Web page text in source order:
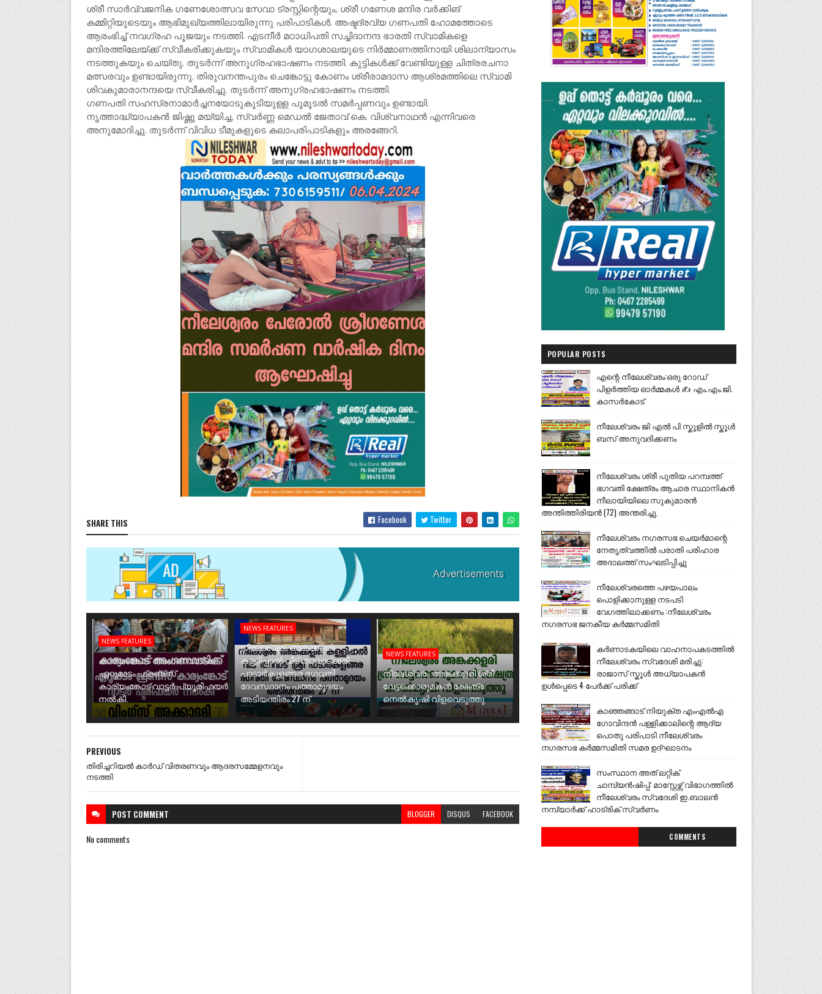
ശ്രീ സാർവ്വജനിക ഗണേശോത്സവ സേവാ ട്രസ്റ്റിന്റെയും, ശ്രീ ഗണേശ മന്ദിര വർക്കിങ്
കമ്മിറ്റിയുടെയും ആഭിമുഖ്യത്തിലായിരുന്നു പരിപാടികൾ. അഷ്ടദ്രവ്യ ഗണപതി ഹോമത്തോടെ
ആരംഭിച്ച് നവഗ്രഹ പൂജയും നടത്തി. എടനീർ മഠാധിപതി സച്ചിദാനന്ദ ഭാരതി സ്വാമികളെ
മന്ദിരത്തിലേയ്ക്ക് സ്വീകരിക്കുകയും സ്വാമികൾ യാഗശാലയുടെ നിർമ്മാണത്തിനായി ശിലാന്യാസം
നടത്തുകയും ചെയ്തു. തുടർന്ന് അനുഗ്രഹഭാഷണം നടത്തി. കുട്ടികൾക്ക് വേണ്ടിയുള്ള ചിത്രരചനാ
മത്സരവും ഉണ്ടായിരുന്നു. തിരുവനന്തപുരം ചെങ്കോട്ടു കോണം ശ്രീരാമദാസ ആശ്രമത്തിലെ സ്വാമി
ശിവകുമാരാനന്ദയെ സ്വീകരിച്ചു. തുടർന്ന് അനുഗ്രഹഭാഷണം നടത്തി.
ഗണപതി സഹസ്രനാമാർച്ചനയോടുകൂടിയുള്ള പൂമൂടൽ സമർപ്പണവും ഉണ്ടായി.
നൃത്താദ്ധ്യാപകൻ ജിഷ്ണു മയ്യിച്ച, സ്വർണ്ണ മെഡൽ ജേതാവ് കെ. വിശ്വനാഥൻ എന്നിവരെ
അനുമോദിച്ചു. തുടർന്ന് വിവിധ ടീമുകളുടെ കലാപരിപാടികളും അരങ്ങേറി.
SHARE THIS Facebook Twitter
NEWS FEATURES
കാര്യംങ്കോട് അംഗണവാടിക്ക്
ഏറുമാടം ഫ്രണ്ട്സ്
കാര്യംങ്കോട് വാട്ടർ പ്യൂരിഫയർ
നൽകി.
NEWS FEATURES
നീലേശ്വരം അങ്കക്കളരി
കള്ളിപ്പാൽ വീട് തറവാട് ശ്രീ
പാടാർകുളങ്ങര ഭഗവതി
ദേവസ്ഥാനം പത്താമുദയം
അടിയന്തിരം 27 ന്
NEWS FEATURES
നീലേശ്വരം അങ്കക്കളരി ശ്രീ
വേട്ടക്കൊരുമകൻ ക്ഷേത്ര
നെൽകൃഷി വിളവെടുത്തു
PREVIOUS
തിരിച്ചറിയൽ കാർഡ് വിതരണവും ആദരസമ്മേളനവും
നടത്തി
POST COMMENT BLOGGER DISQUS FACEBOOK
No comments
POPULAR POSTS
എന്റെ നീലേശ്വരം:ഒരു റോഡ്
പിളർത്തിയ ഓർമ്മകൾ ✍️ എം.എം.ജി.
കാസർകോട്
നീലേശ്വരം ജി എൽ പി സ്കൂളിൽ സ്കൂൾ
ബസ് അനുവദിക്കണം
നീലേശ്വരം ശ്രീ പുതിയ പറമ്പത്ത്
ഭഗവതി ക്ഷേത്രം ആചാര സ്ഥാനികൻ
നീലായിയിലെ സുകുമാരൻ
അന്തിത്തിരിയൻ (72) അന്തരിച്ചു.
നീലേശ്വരം നഗരസഭ ചെയർമാന്റെ
നേതൃത്വത്തിൽ പരാതി പരിഹാര
അദാലത്ത് സംഘടിപ്പിച്ചു
നീലേശ്വരത്തെ പഴയപാലം
പൊളിക്കാനുള്ള നടപടി
വേഗത്തിലാക്കണം :നീലേശ്വരം
നഗരസഭ ജനകീയ കർമ്മസമിതി
കർണാടകയിലെ വാഹനാപകടത്തിൽ
നീലേശ്വരം സ്വദേശി മരിച്ചു:
രാജാസ് സ്കൂൾ അധ്യാപകൻ
ഉൾപ്പെടെ 4 പേർക്ക് പരിക്ക്
കാഞ്ഞങ്ങാട് നിയുക്ത എംഎൽഎ
ഗോവിന്ദൻ പള്ളിക്കാലിന്റെ ആദ്യ
പൊതു പരിപാടി നീലേശ്വരം
നഗരസഭ കർമ്മസമിതി സമര ഉദ്ഘാടനം
സംസ്ഥാന അത് ലറ്റിക്
ചാമ്പ്യൻഷിപ്പ്: മാസ്റ്റേഴ്സ് വിഭാഗത്തിൽ
നീലേശ്വരം സ്വദേശി ഇ.ബാലൻ
നമ്പ്യാർക്ക് ഹാട്രിക് സ്വർണം
COMMENTS